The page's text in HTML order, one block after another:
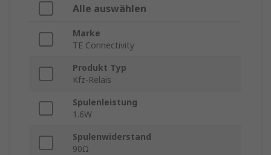
Alle auswählen
Marke
TE Connectivity
Produkt Typ
Kfz-Relais
Spulenleistung
1.6W
Spulenwiderstand
90Ω